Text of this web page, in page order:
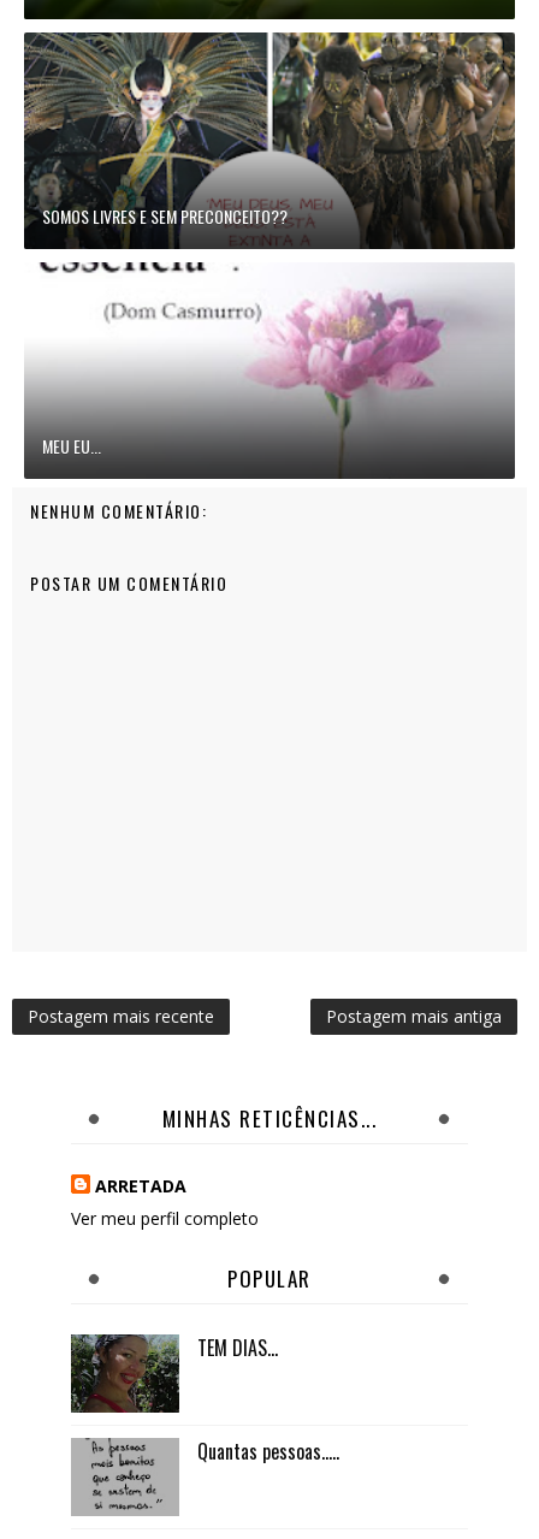
SOMOS LIVRES E SEM PRECONCEITO??
MEU EU...
NENHUM COMENTÁRIO:
POSTAR UM COMENTÁRIO
Postagem mais recente Postagem mais antiga
MINHAS RETICÊNCIAS...
ARRETADA
Ver meu perfil completo
POPULAR
TEM DIAS...
Quantas pessoas.....